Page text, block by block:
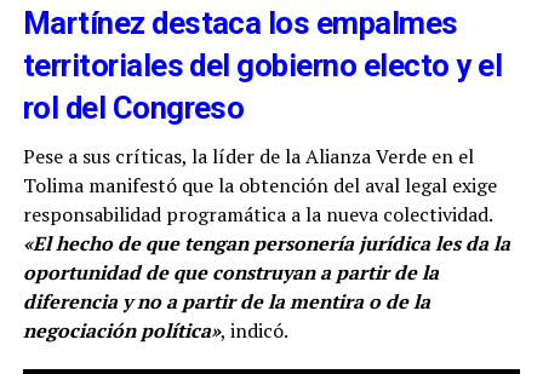
Martínez destaca los empalmes
territoriales del gobierno electo y el
rol del Congreso
Pese a sus críticas, la líder de la Alianza Verde en el
Tolima manifestó que la obtención del aval legal exige
responsabilidad programática a la nueva colectividad.
«El hecho de que tengan personería jurídica les da la
oportunidad de que construyan a partir de la
diferencia y no a partir de la mentira o de la
negociación política», indicó.